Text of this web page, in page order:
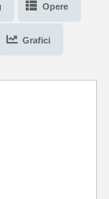
Opere
Grafici